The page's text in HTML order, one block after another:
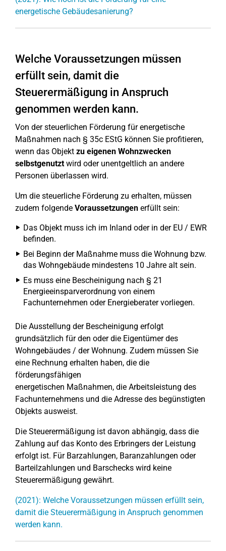
energetische Gebäudesanierung?
Welche Voraussetzungen müssen
erfüllt sein, damit die
Steuerermäßigung in Anspruch
genommen werden kann.
Von der steuerlichen Förderung für energetische
Maßnahmen nach § 35c EStG können Sie profitieren,
wenn das Objekt zu eigenen Wohnzwecken
selbstgenutztwird oder unentgeltlich an andere
Personen überlassen wird.
Um die steuerliche Förderung zu erhalten, müssen
zudem folgende Voraussetzungen erfüllt sein:
Das Objekt muss ich im Inland oder in der EU / EWR
befinden.
Bei Beginn der Maßnahme muss die Wohnung bzw.
das Wohngebäude mindestens 10 Jahre alt sein.
Es muss eine Bescheinigung nach § 21
Energieeinsparverordnung von einem
Fachunternehmen oder Energieberater vorliegen.
Die Ausstellung der Bescheinigung erfolgt
grundsätzlich für den oder die Eigentümer des
Wohngebäudes / der Wohnung. Zudem müssen Sie
eine Rechnung erhalten haben, die die
förderungsfähigen
energetischen Maßnahmen, die Arbeitsleistung des
Fachunternehmens und die Adresse des begünstigten
Objekts ausweist.
Die Steuerermäßigung ist davon abhängig, dass die
Zahlung auf das Konto des Erbringers der Leistung
erfolgt ist. Für Barzahlungen, Baranzahlungen oder
Barteilzahlungen und Barschecks wird keine
Steuerermäßigung gewährt.
(2021): Welche Voraussetzungen müssen erfüllt sein,
damit die Steuerermäßigung in Anspruch genommen
werden kann.